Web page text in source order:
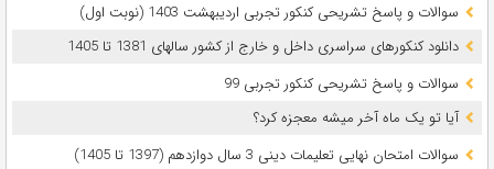
سوالات و پاسخ تشریحی کنکور تجربی اردیبهشت 1403 (نوبت اول)
دانلود کنکورهای سراسری داخل و خارج از کشور سالهای 1381 تا 1405
سوالات و پاسخ تشریحی کنکور تجربی 99
آیا تو یک ماه آخر میشه معجزه کرد؟
سوالات امتحان نهایی تعلیمات دینی 3 سال دوازدهم (1397 تا 1405)